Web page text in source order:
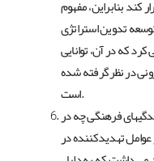
کند بنابراین، مفهوم
تدوین استراتژی
کرد که در آن، توانایی
در نظر گرفته شده
است.
فرهنگی چه در
تهدیدکننده در